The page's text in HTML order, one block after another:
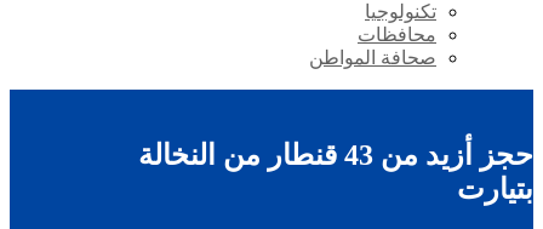
تكنولوجيا
محافظات
صحافة المواطن
حجز أزيد من 43 قنطار من النخالة
بتيارت